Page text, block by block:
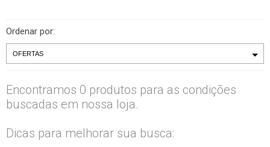
Ordenar por:
Encontramos 0 produtos para as condições
buscadas em nossa loja.
Dicas para melhorar sua busca: